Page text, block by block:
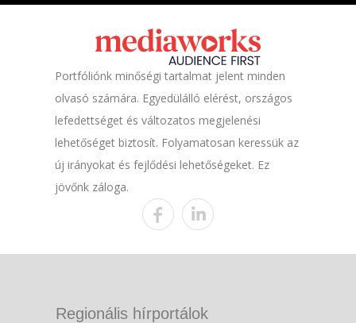
Portfóliónk minőségi tartalmat jelent minden
olvasó számára. Egyedülálló elérést, országos
lefedettséget és változatos megjelenési
lehetőséget biztosít. Folyamatosan keressük az
új irányokat és fejlődési lehetőségeket. Ez
jövőnk záloga.
Regionális hírportálok